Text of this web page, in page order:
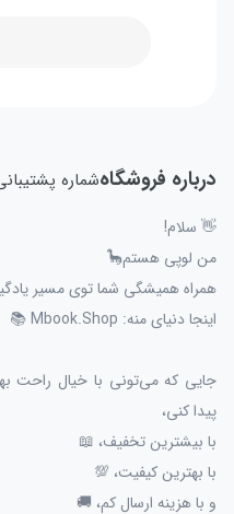
درباره فروشگاهشماره پشتیبانی :
👋 سلام!
من لوپی هستم🦕
همراه همیشگی شما توی مسیر
اینجا دنیای منه: Mbook.Shop 📚
جایی که می‌تونی با خیال راحت
پیدا کنی،
با بیشترین تخفیف، 📖
با بهترین کیفیت، 💯
و با هزینه ارسال کم، 🚚